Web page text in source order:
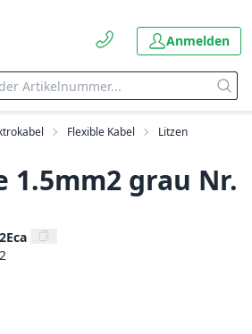
Anmelden
Flexible Kabel Litzen
1.5mm2 grau Nr.